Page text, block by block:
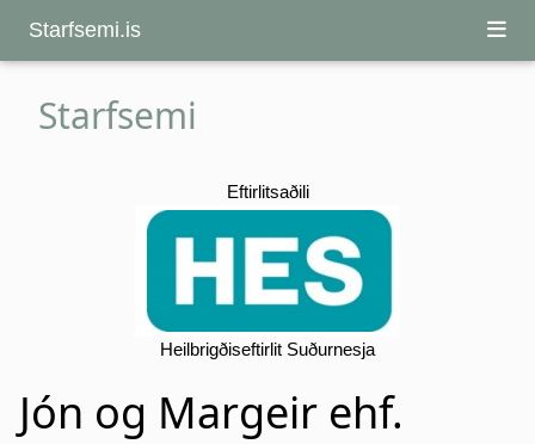
Starfsemi.is
Starfsemi
Eftirlitsaðili
Heilbrigðiseftirlit Suðurnesja
Jón og Margeir ehf.